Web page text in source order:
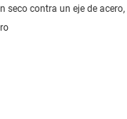
seco contra un eje de acero,